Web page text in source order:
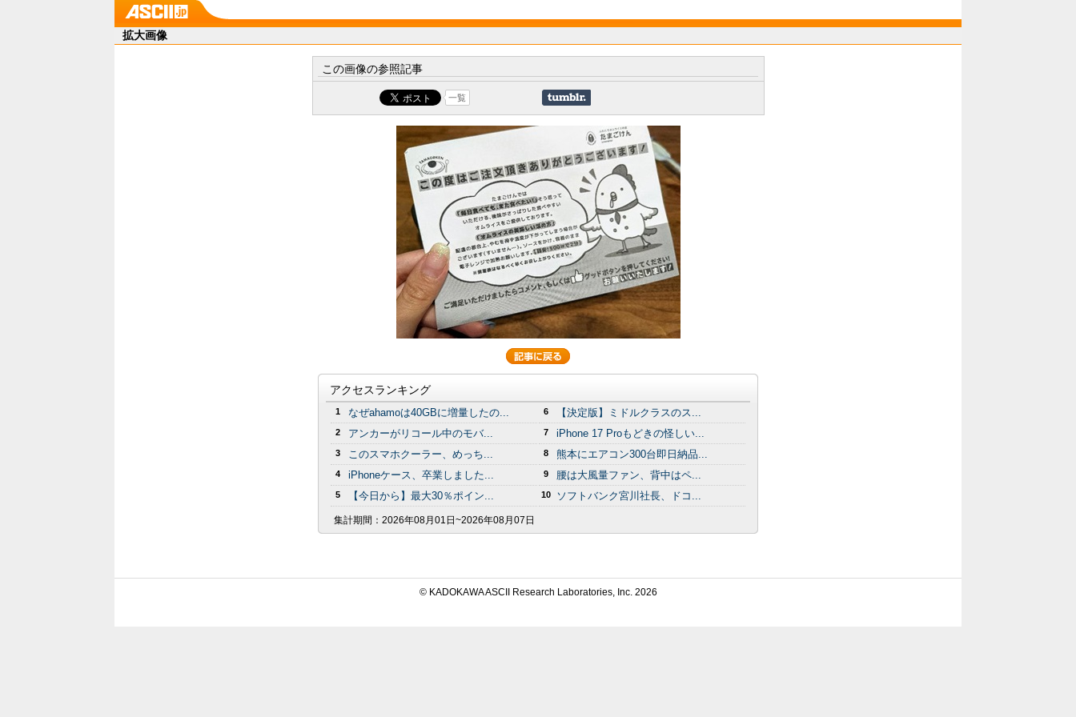
拡大画像
この画像の参照記事
一覧
アクセスランキング
1 なぜahamoは40GBに増量したの...
2 アンカーがリコール中のモバ...
3 このスマホクーラー、めっち...
4 iPhoneケース、卒業しました...
5 【今日から】最大30％ポイン...
6 【決定版】ミドルクラスのス...
7 iPhone 17 Proもどきの怪しい...
8 熊本にエアコン300台即日納品...
9 腰は大風量ファン、背中はペ...
10 ソフトバンク宮川社長、ドコ...
集計期間： 2026年08月01日~2026年08月07日
© KADOKAWA ASCII Research Laboratories, Inc. 2026